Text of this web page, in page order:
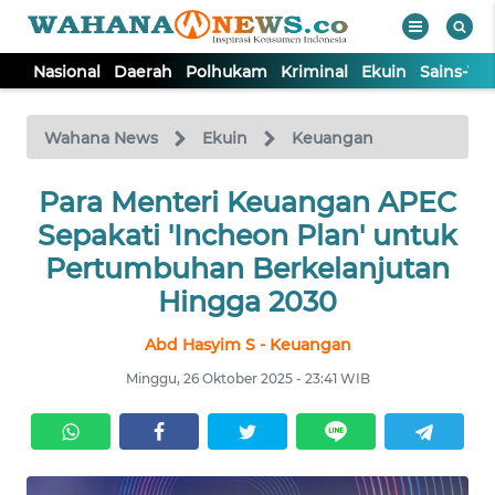
Nasional Daerah Polhukam Kriminal Ekuin Sains-
Wahana News Ekuin Keuangan
Para Menteri Keuangan APEC
Sepakati 'Incheon Plan' untuk
Pertumbuhan Berkelanjutan
Hingga 2030
Abd Hasyim S - Keuangan
Minggu, 26 Oktober 2025 - 23:41 WIB
TV
Tutup
NASIONAL
DAERAH
EKUIN